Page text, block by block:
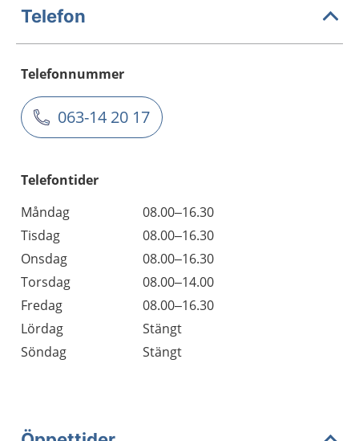
Telefon
Telefonnummer
063-14 20 17
Telefontider
Måndag
08.00–16.30
Tisdag
08.00–16.30
Onsdag
08.00–16.30
Torsdag
08.00–14.00
Fredag
08.00–16.30
Lördag
Stängt
Söndag
Stängt